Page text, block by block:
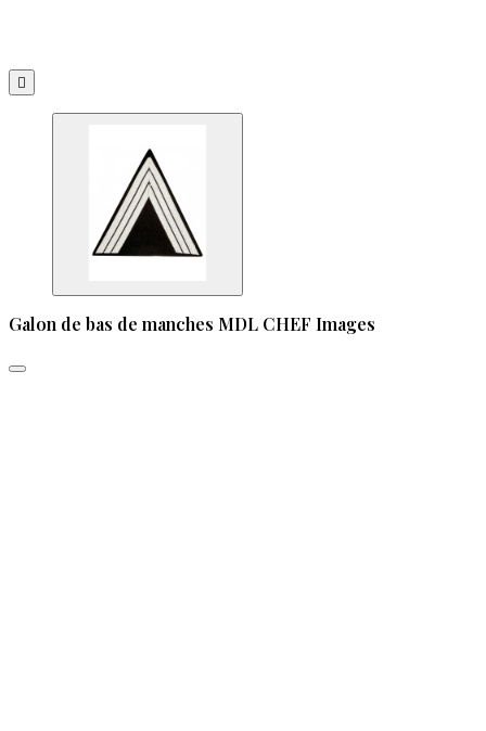

Galon de bas de manches MDL CHEF Images